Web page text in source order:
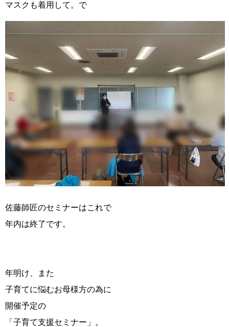
マスクも着用して。で
佐藤師匠のセミナーはこれで
年内は終了です。
年明け、また
子育てに悩むお母様方の為に
開催予定の
「子育て支援セミナー」。